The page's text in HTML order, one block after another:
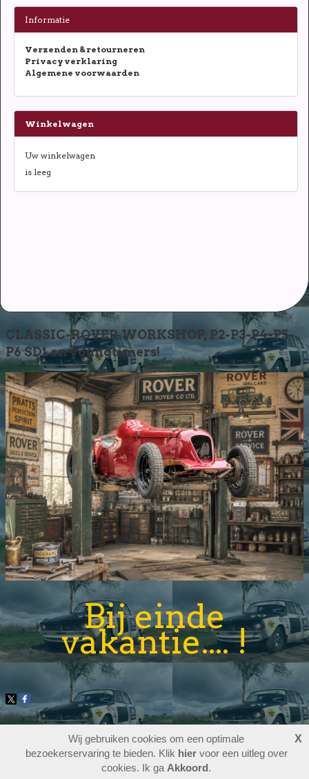
Informatie
Verzenden & retourneren
Privacy verklaring
Algemene voorwaarden
Winkelwagen
Uw winkelwagen
is leeg
CLASSIC-ROVER WORKSHOP, P2-P3-P4-P5-
P6 SD1 en youngtimers!
Bij einde
vakantie.... !
website maken
login
laatste wijziging: 08-08-2026
Wij gebruiken cookies om een optimale
bezoekerservaring te bieden. Klik hiervoor een uitleg over
cookies. Ik ga Akkoord.
X